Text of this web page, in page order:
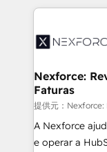
HubSpot Elite
Station,
objects,
growth. 🚀 AI-Driven GTM Orchestration Unify
HubSpot with
media, and AI voice
Nexforce:
Faturas
提供元：Nexforce:
A Nexforce
e operar a